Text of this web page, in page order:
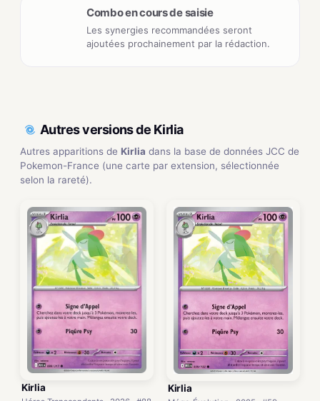
Combo en cours de saisie
Les synergies recommandées seront
ajoutées prochainement par la rédaction.
Autres versions de Kirlia
Autres apparitions de Kirlia dans la base de données JCC de
Pokemon-France (une carte par extension, sélectionnée
selon la rareté).
Kirlia Kirlia